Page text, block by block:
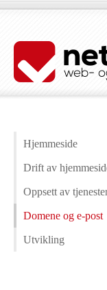
Hjemmeside
Drift av
Oppsett av
Domene og e-post
Utvikling